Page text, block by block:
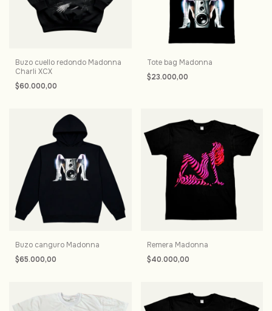
Buzo cuello redondo Madonna
Charli XCX
$60.000,00
Tote bag Madonna
$23.000,00
Buzo canguro Madonna
$65.000,00
Remera Madonna
$40.000,00